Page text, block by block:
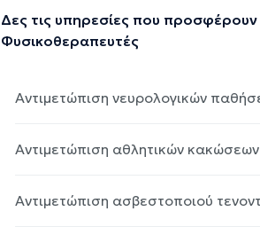
Δες τις υπηρεσίες που προσφέρουν
Φυσικοθεραπευτές
Αντιμετώπιση νευρολογικών
Αντιμετώπιση αθλητικών κακώσεων
Αντιμετώπιση ασβεστοποιού